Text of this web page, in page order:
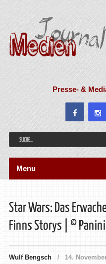
Presse- &
Menu
Star Wars: Das
Finns Storys | © Panini
Wulf Bengsch 14.